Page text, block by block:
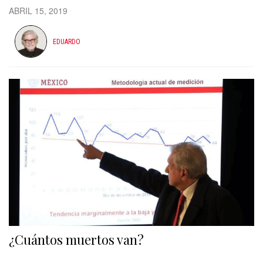
ABRIL 15, 2019
EDUARDO
¿Cuántos muertos van?